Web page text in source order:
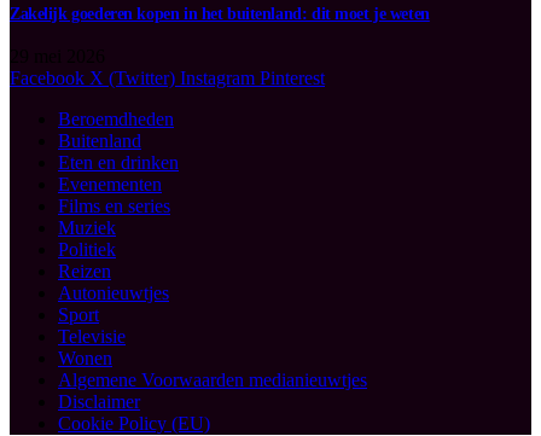
Zakelijk goederen kopen in het buitenland: dit moet je weten
Facebook X (Twitter) Instagram Pinterest
Beroemdheden
Buitenland
Eten en drinken
Evenementen
Films en series
Muziek
Politiek
Reizen
Autonieuwtjes
Sport
Televisie
Wonen
Algemene Voorwaarden medianieuwtjes
Disclaimer
Cookie Policy (EU)